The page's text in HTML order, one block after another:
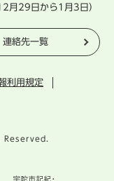
月29日から1月3日）
連絡先一覧
利用規定